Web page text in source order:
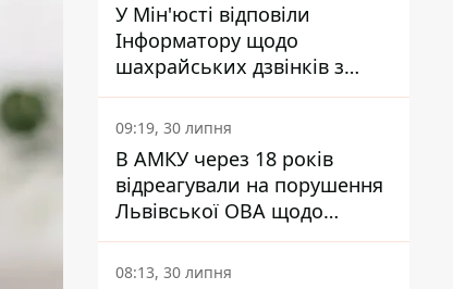
У Мін'юсті відповіли
Інформатору щодо
шахрайських дзвінків з
камери Сумського СІЗО так,
що ніхто нічого не зрозумів
09:19, 30 липня
В АМКУ через 18 років
відреагували на порушення
Львівської ОВА щодо
харчування у закладах
освіти
08:13, 30 липня